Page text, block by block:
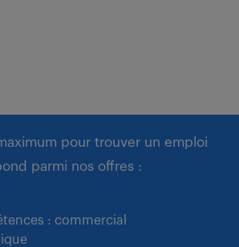
pour trouver un emploi
parmi nos offres :
: commercial